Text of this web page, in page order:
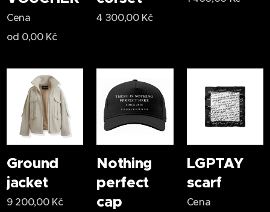
Cena
od 0,00Kč
4 300,00Kč
Ground
jacket
9 200,00Kč
Nothing
perfect
cap
LGPTAY
scarf
Cena